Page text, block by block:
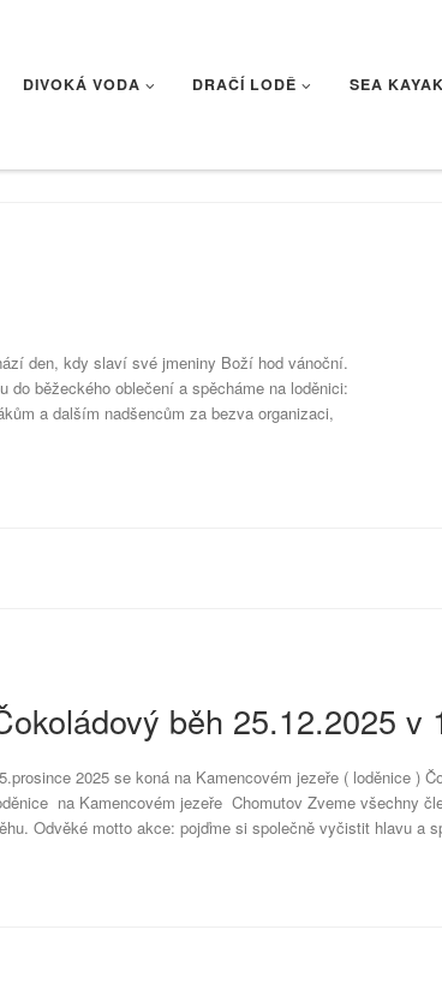
DIVOKÁ VODA DRAČÍ LODĚ SEA KAYAK
den, kdy slaví své jmeniny Boží hod vánoční.
běžeckého oblečení a spěcháme na loděnici:
a dalším nadšencům za bezva organizaci,
běh 25.12.2025 v
2025 se koná na Kamencovém jezeře ( loděnice )
na Kamencovém jezeře Chomutov Zveme všechny
Odvěké motto akce: pojďme si společně vyčistit hlavu a